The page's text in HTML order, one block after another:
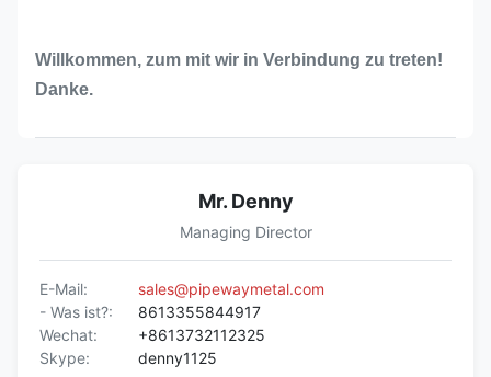
Willkommen, zum mit wir in Verbindung zu treten!
Danke.
Mr. Denny
Managing Director
E-Mail:
sales@pipewaymetal.com
- Was ist?:
8613355844917
Wechat:
+8613732112325
Skype:
denny1125